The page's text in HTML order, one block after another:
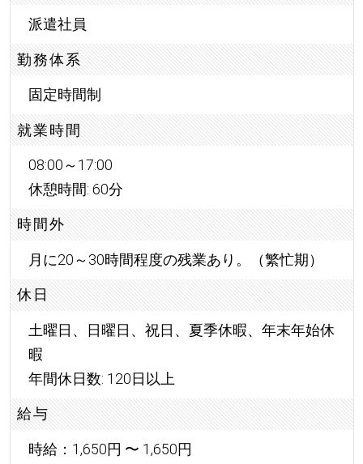
派遣社員
勤務体系
固定時間制
就業時間
08:00～17:00
休憩時間: 60分
時間外
月に20～30時間程度の残業あり。（繁忙期）
休日
土曜日、日曜日、祝日、夏季休暇、年末年始休
暇
年間休日数: 120日以上
給与
時給：1,650円 〜 1,650円